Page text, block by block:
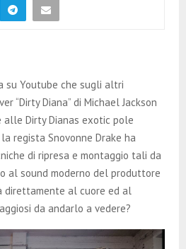
su Youtube che sugli altri
“Dirty Diana” di Michael Jackson
alle Dirty Dianas exotic pole
regista Snovonne Drake ha
di ripresa e montaggio tali da
al sound moderno del produttore
direttamente al cuore ed al
da andarlo a vedere?